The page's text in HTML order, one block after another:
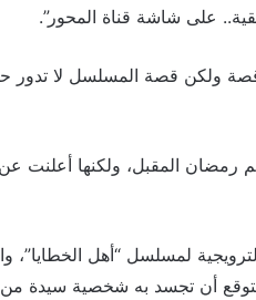
على شاشة قناة المحور”.
ولكن قصة المسلسل لا تدور
المقبل، ولكنها أعلنت
لمسلسل “أهل الخطايا”،
أن تجسد به شخصية سيدة من